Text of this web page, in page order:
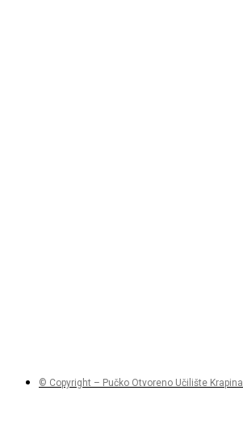
© Copyright – Pučko Otvoreno Učilište Krapina